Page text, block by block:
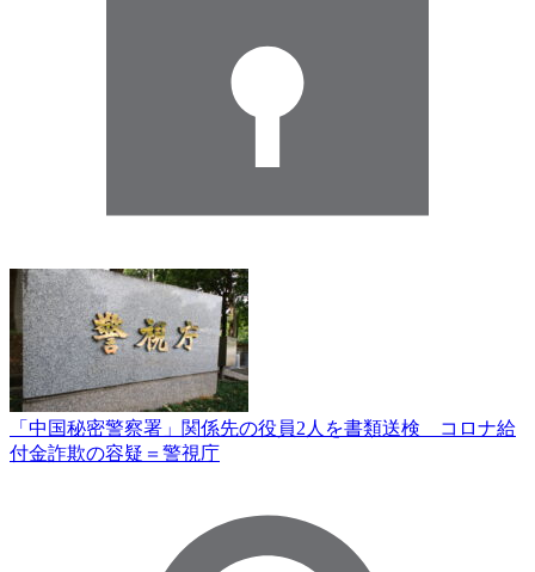
「中国秘密警察署」関係先の役員2人を書類送検 コロナ給
付金詐欺の容疑＝警視庁